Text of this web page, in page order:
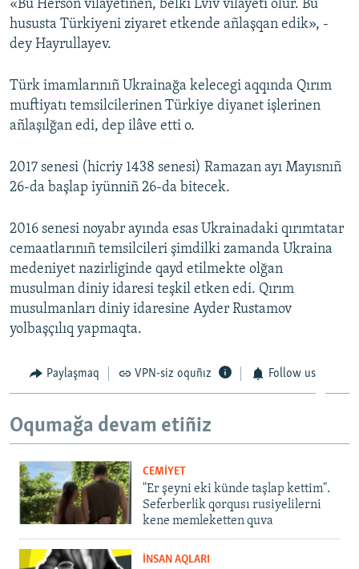
QOŞULIÑIZ!
RFE/RS bütün saytları
«Bu Herson vilâyetinen, belki Lviv vilâyeti olur. Bu
hususta Türkiyeni ziyaret etkende añlaşqan edik», -
dey Hayrullayev.
Türk imamlarınıñ Ukrainağa kelecegi aqqında Qırım
muftiyatı temsilcilerinen Türkiye diyanet işlerinen
añlaşılğan edi, dep ilâve etti o.
2017 senesi (hicriy 1438 senesi) Ramazan ayı Mayısnıñ
26-da başlap iyünniñ 26-da bitecek.
2016 senesi noyabr ayında esas Ukrainadaki qırımtatar
cemaatlarınıñ temsilcileri şimdilki zamanda Ukraina
medeniyet nazirliginde qayd etilmekte olğan
musulman diniy idaresi teşkil etken edi. Qırım
musulmanları diniy idaresine Ayder Rustamov
yolbaşçılıq yapmaqta.
Paylaşmaq VPN-siz oquñız Follow us
Oqumağa devam etiñiz
CEMİYET
"Er şeyni eki künde taşlap kettim".
Seferberlik qorqusı rusiyelilerni
kene memleketten quva
İNSAN AQLARI